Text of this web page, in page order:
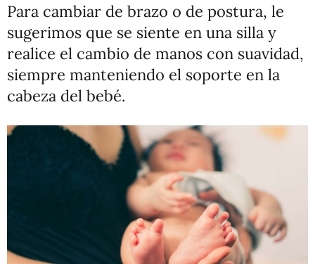
Para cambiar de brazo o de postura, le
sugerimos que se siente en una silla y
realice el cambio de manos con suavidad,
siempre manteniendo el soporte en la
cabeza del bebé.